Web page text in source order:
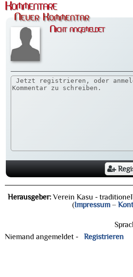
Kommentare
Neuer Kommentar
Nicht angemeldet
Herausgeber:Verein Kasu -
(Impressum–
Niemand angemeldet -
Registrieren